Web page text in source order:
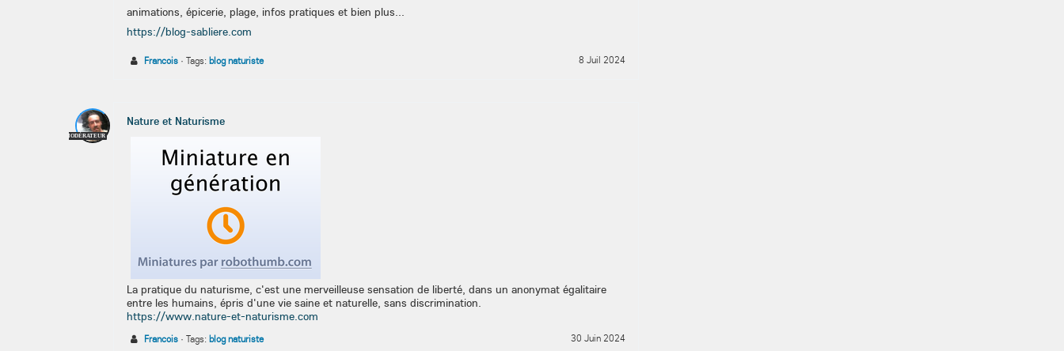
animations, épicerie, plage, infos pratiques et bien plus...
https://blog-sabliere.com
Francois 8 Juil 2024
· Tags:blog naturiste
MODÉRATEUR
Nature et Naturisme
La pratique du naturisme, c'est une merveilleuse sensation de liberté, dans un anonymat égalitaire
entre les humains, épris d'une vie saine et naturelle, sans discrimination.
https://www.nature-et-naturisme.com
Francois 30 Juin 2024
· Tags:blog naturiste